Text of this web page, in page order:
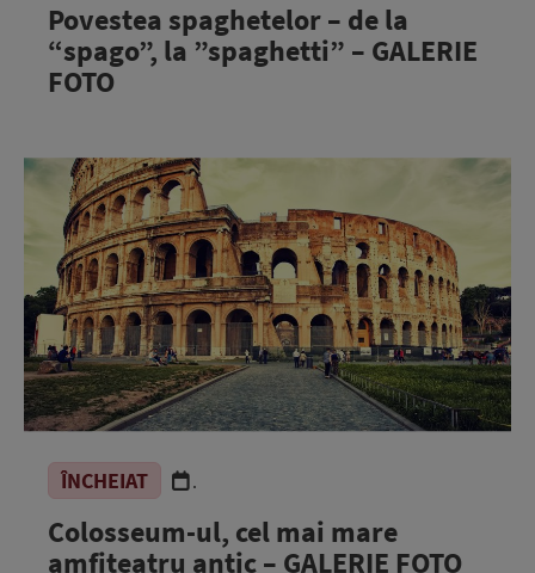
Povestea spaghetelor – de la
“spago”, la ”spaghetti” – GALERIE
FOTO
ÎNCHEIAT .
Colosseum-ul, cel mai mare
amfiteatru antic – GALERIE FOTO